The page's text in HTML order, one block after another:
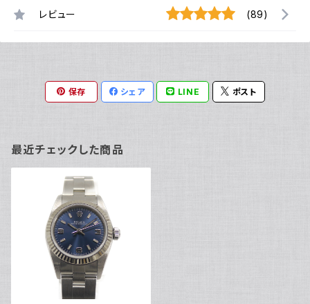
レビュー (89)
保存 シェア LINE ポスト
最近チェックした商品